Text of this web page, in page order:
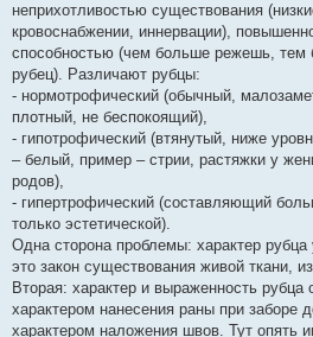
неприхотливостью существования
кровоснабжении, иннервации),
способностью (чем больше режешь,
рубец). Различают рубцы:
- нормотрофический (обычный,
плотный, не беспокоящий),
- гипотрофический (втянутый, ниже
– белый, пример – стрии, растяжки у
родов),
- гипертрофический (составляющий
только эстетической).
Одна сторона проблемы: характер
это закон существования живой ткани,
Вторая: характер и выраженность рубца
характером нанесения раны при заборе
характером наложения швов. Тут опять